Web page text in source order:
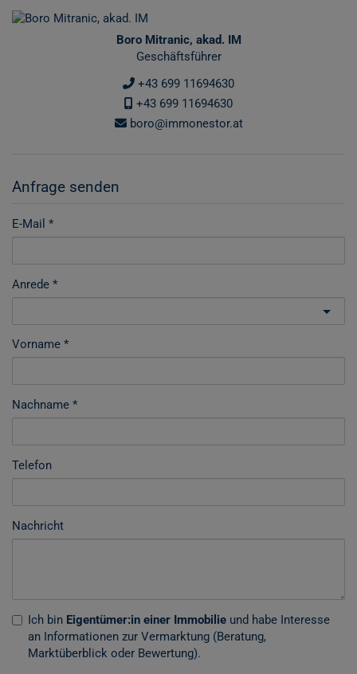
Boro Mitranic, akad. IM
Geschäftsführer
+43 699 11694630
+43 699 11694630
boro@immonestor.at
Anfrage senden
E-Mail
Anrede
Vorname
Nachname
Telefon
Nachricht
Ich bin Eigentümer:in einer Immobilie und habe Interesse
an Informationen zur Vermarktung (Beratung,
Marktüberblick oder Bewertung).